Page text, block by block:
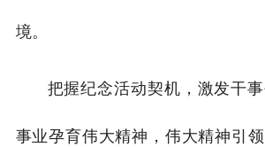
境。
把握纪念活动契机，激发干
事业孕育伟大精神，伟大精神引